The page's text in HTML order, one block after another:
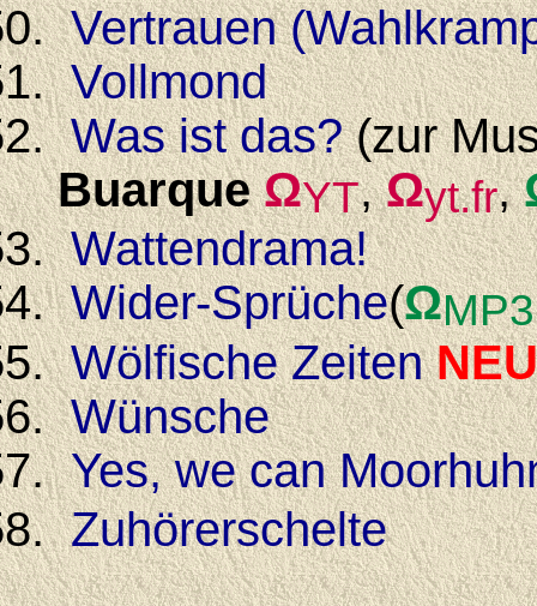
Vertrauen
Vollmond
Was ist das?(zur
Buarque ΩYT,Ωyt.fr,
Wattendrama!
Wider-Sprüche(ΩMP3
Wölfische Zeiten NEU
Wünsche
Yes, we can
Zuhörerschelte